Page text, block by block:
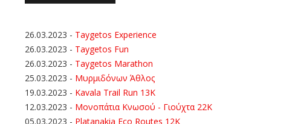
26.03.2023 - Taygetos Experience
26.03.2023 - Taygetos Fun
26.03.2023 - Taygetos Marathon
25.03.2023 - Μυρμιδόνων Άθλος
19.03.2023 - Kavala Trail Run 13K
12.03.2023 - Μονοπάτια Κνωσού - Γιούχτα 22Κ
05.03.2023 - Platanakia Eco Routes 12K